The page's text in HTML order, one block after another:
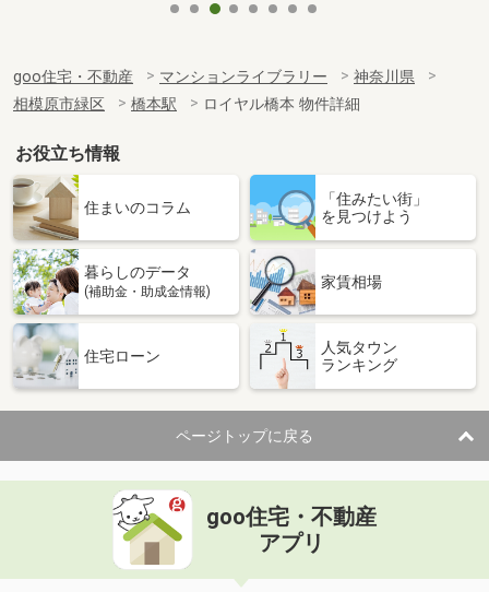
goo住宅・不動産 マンションライブラリー
神奈川県
相模原市緑区
橋本駅 ロイヤル橋本 物件詳細
お役立ち情報
住まいのコラム
「住みたい街」
を見つけよう
暮らしのデータ
(補助金・助成金情報)
家賃相場
住宅ローン
人気タウン
ランキング
ページトップに戻る
goo住宅・不動産
アプリ